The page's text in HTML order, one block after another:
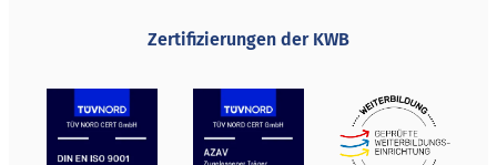
Zertifizierungen der KWB